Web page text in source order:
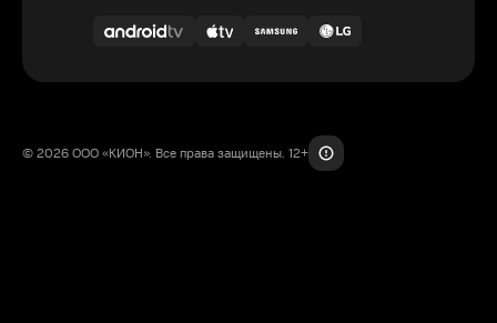
© 2026 ООО «КИОН». Все права защищены. 12+